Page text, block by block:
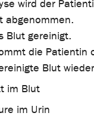
wird der
abgenommen.
Blut gereinigt.
die Patientin
Blut
im Blut
im Urin